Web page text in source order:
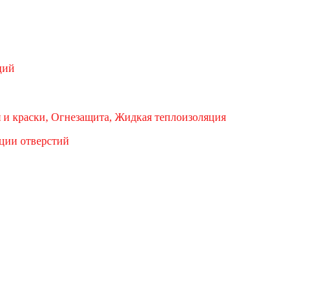
краски, Огнезащита, Жидкая теплоизоляция
отверстий